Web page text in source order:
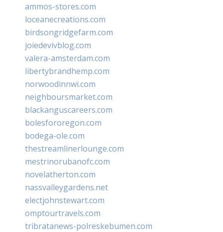
ammos-stores.com
loceanecreations.com
birdsongridgefarm.com
joiedevivblog.com
valera-amsterdam.com
libertybrandhemp.com
norwoodinnwi.com
neighboursmarket.com
blackanguscareers.com
bolesfororegon.com
bodega-ole.com
thestreamlinerlounge.com
mestrinorubanofc.com
novelatherton.com
nassvalleygardens.net
electjohnstewart.com
omptourtravels.com
tribratanews-polreskebumen.com